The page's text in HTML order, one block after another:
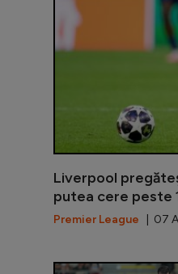
Liverpool
putea cere peste
Premier League | 07